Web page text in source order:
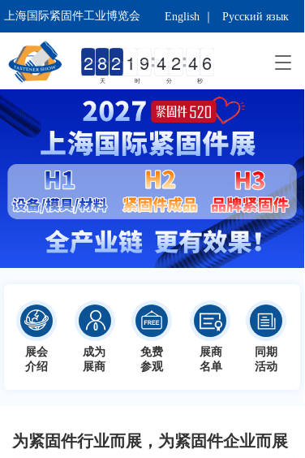
English ｜ Русский язык
上海国际紧固件工业博览会
T
n
v
i
g
n
天 时 分 秒
按钮
展会
介绍
成为
展商
免费
参观
展商
名单
同期
活动
为紧固件行业而展，为紧固件企业而展